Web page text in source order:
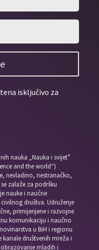
isključivo za
nauka „Nauka i svijet”
and the world“)
nevladino, nestranačko,
zalaže za podršku
nauke i naučne
društva. Udruženje
primijenjene i razvojne
komunikaciju i naučno
u BiH i regionu
društvenih mreža i
mladih i